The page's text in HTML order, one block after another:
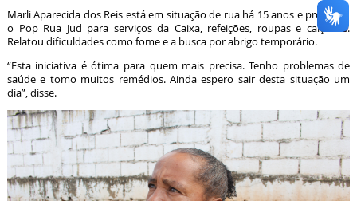
Marli Aparecida dos Reis está em situação de rua há 15 anos e procurou
o Pop Rua Jud para serviços da Caixa, refeições, roupas e calçados.
Relatou dificuldades como fome e a busca por abrigo temporário.
“Esta iniciativa é ótima para quem mais precisa. Tenho problemas de
saúde e tomo muitos remédios. Ainda espero sair desta situação um
dia”, disse.